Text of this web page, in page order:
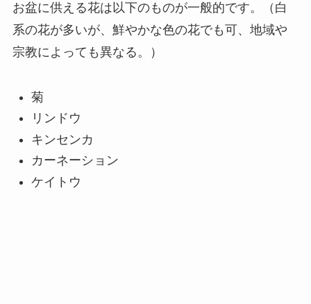
お盆に供える花は以下のものが一般的です。（白
系の花が多いが、鮮やかな色の花でも可、地域や
宗教によっても異なる。）
菊
リンドウ
キンセンカ
カーネーション
ケイトウ